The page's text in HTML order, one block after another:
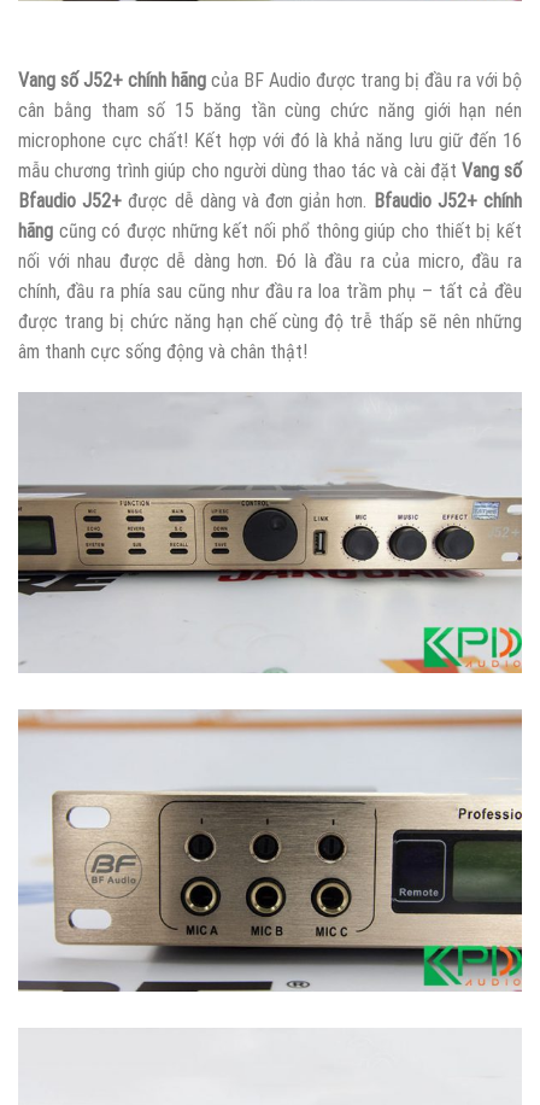
Vang số J52+ chính hãng của BF Audio được trang bị đầu ra với bộ
cân bằng tham số 15 băng tần cùng chức năng giới hạn nén
microphone cực chất! Kết hợp với đó là khả năng lưu giữ đến 16
mẫu chương trình giúp cho người dùng thao tác và cài đặt Vang số
Bfaudio J52+ được dễ dàng và đơn giản hơn. Bfaudio J52+ chính
hãng cũng có được những kết nối phổ thông giúp cho thiết bị kết
nối với nhau được dễ dàng hơn. Đó là đầu ra của micro, đầu ra
chính, đầu ra phía sau cũng như đầu ra loa trầm phụ – tất cả đều
được trang bị chức năng hạn chế cùng độ trễ thấp sẽ nên những
âm thanh cực sống động và chân thật!